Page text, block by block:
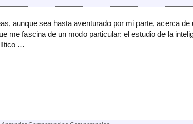
aunque sea hasta aventurado por mi parte, acerca de
me fascina de un modo particular: el estudio de la
…